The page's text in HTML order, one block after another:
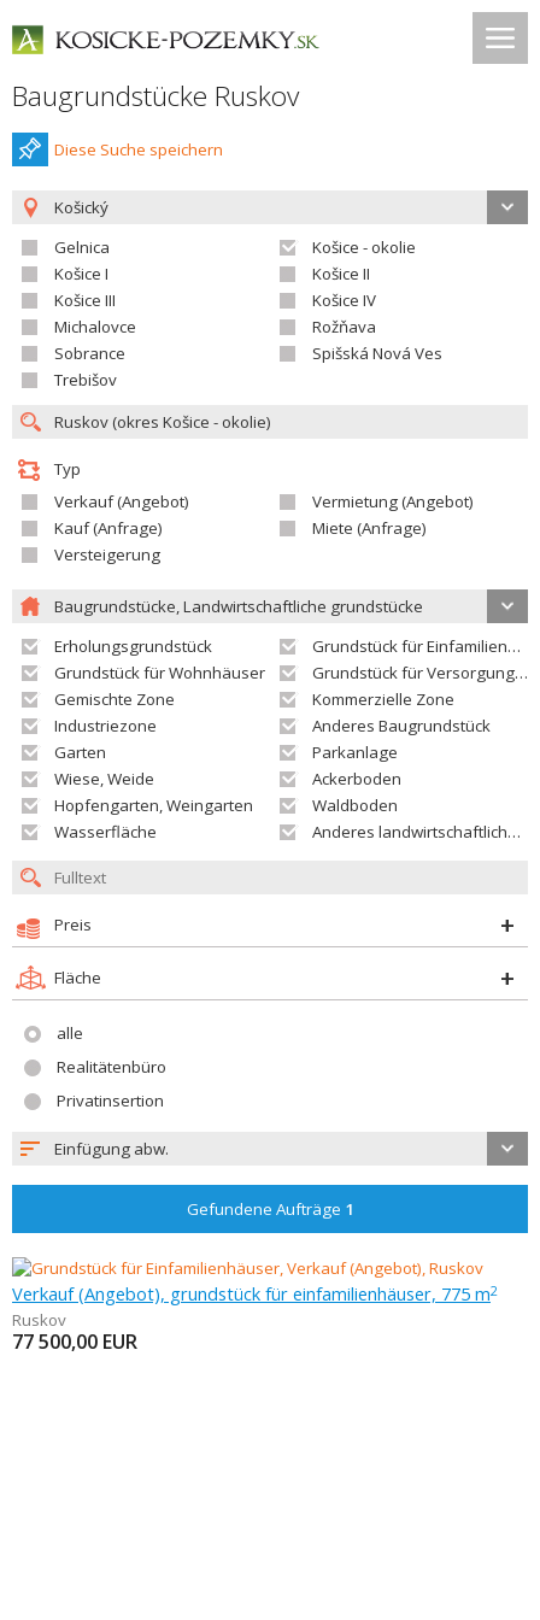
Baugrundstücke Ruskov
Diese Suche speichern
Košický
Gelnica
Košice - okolie
Košice I
Košice II
Košice III
Košice IV
Michalovce
Rožňava
Sobrance
Spišská Nová Ves
Trebišov
Typ
Verkauf (Angebot)
Vermietung (Angebot)
Kauf (Anfrage)
Miete (Anfrage)
Versteigerung
Baugrundstücke, Landwirtschaftliche grundstücke
Erholungsgrundstück
Grundstück für Einfamilienhäuser
Grundstück für Wohnhäuser
Grundstück für Versorgungseinrichtungen
Gemischte Zone
Kommerzielle Zone
Industriezone
Anderes Baugrundstück
Garten
Parkanlage
Wiese, Weide
Ackerboden
Hopfengarten, Weingarten
Waldboden
Wasserfläche
Anderes landwirtschaftliches Grundstück
Preis
Fläche
alle
Realitätenbüro
Privatinsertion
Einfügung abw.
Gefundene Aufträge 1
Verkauf (Angebot), grundstück für einfamilienhäuser, 775 m2
Ruskov
77 500,00 EUR